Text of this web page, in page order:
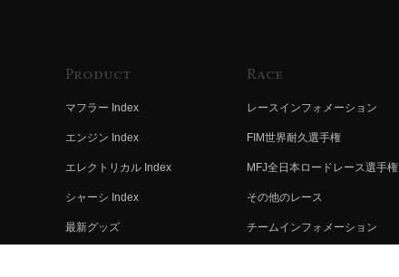
Product
マフラー Index
エンジン Index
エレクトリカル Index
シャーシ Index
最新グッズ
Race
レースインフォメーション
FIM世界耐久選手権
MFJ全日本ロードレース選手権
その他のレース
チームインフォメーション